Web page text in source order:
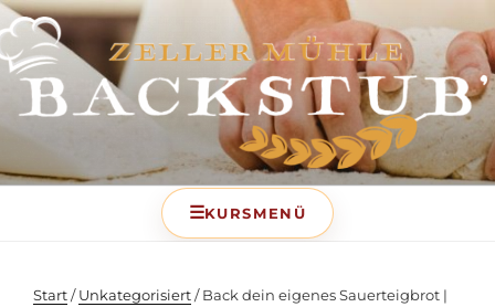
BACKSTUB – DIE
BACKSCHULE DER ZELLER
Start/Unkategorisiert/ Back dein eigenes Sauerteigbrot |